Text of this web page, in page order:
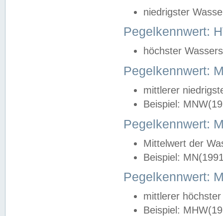
niedrigster
Pegelkennwert:
höchster
Pegelkennwert:
mittlerer
Beispiel:
Pegelkennwert:
Mittelwert der
Beispiel:
Pegelkennwert:
mittlerer
Beispiel: